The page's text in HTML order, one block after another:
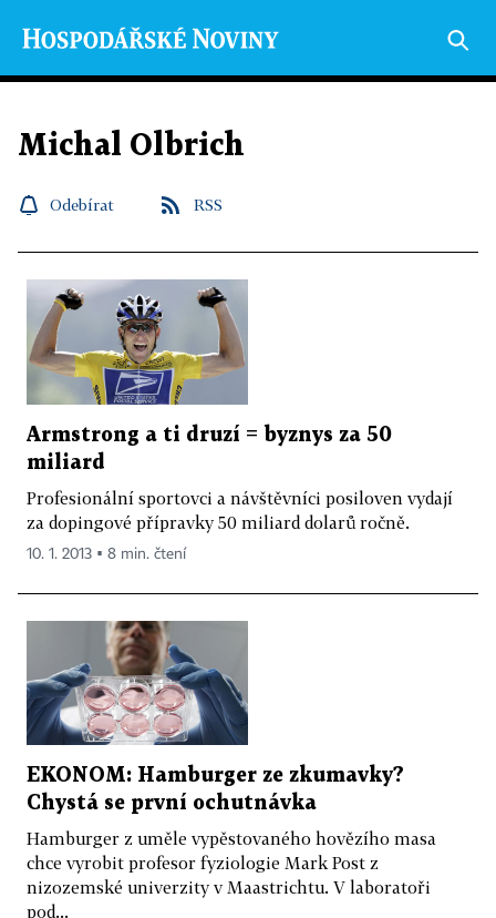
Michal Olbrich
Odebírat RSS
Armstrong a ti druzí = byznys za 50
miliard
Profesionální sportovci a návštěvníci posiloven vydají
za dopingové přípravky 50 miliard dolarů ročně.
10. 1. 2013 ▪ 8 min. čtení
EKONOM: Hamburger ze zkumavky?
Chystá se první ochutnávka
Hamburger z uměle vypěstovaného hovězího masa
chce vyrobit profesor fyziologie Mark Post z
nizozemské univerzity v Maastrichtu. V laboratoři
pod...